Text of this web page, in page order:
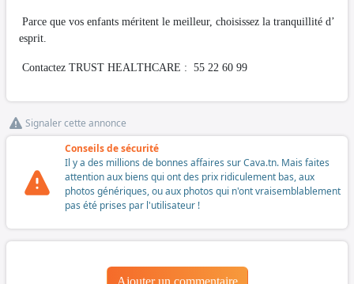
Parce que vos enfants méritent le meilleur, choisissez la tranquillité d’
esprit.
Contactez TRUST HEALTHCARE : 55 22 60 99
Signaler cette annonce
Conseils de sécurité
Il y a des millions de bonnes affaires sur Cava.tn. Mais faites
attention aux biens qui ont des prix ridiculement bas, aux
photos génériques, ou aux photos qui n'ont vraisemblablement
pas été prises par l'utilisateur !